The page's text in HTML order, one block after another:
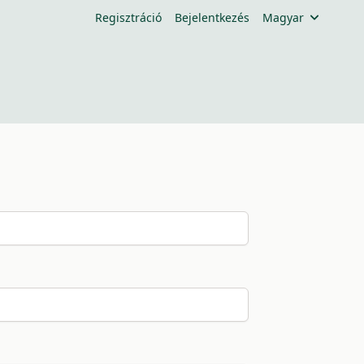
Regisztráció Bejelentkezés Magyar